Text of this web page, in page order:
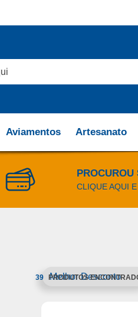
Aviamentos Artesanato
PROCUROU
CLIQUE AQUI
39